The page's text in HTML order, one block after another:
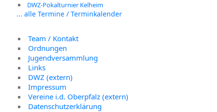
DWZ-Pokalturnier Kelheim
... alle Termine / Terminkalender
Team / Kontakt
Ordnungen
Jugendversammlung
Links
DWZ (extern)
Impressum
Vereine i.d. Oberpfalz (extern)
Datenschutzerklärung